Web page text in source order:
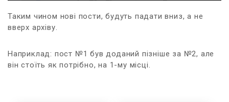
Таким чином нові пости, будуть падати вниз, а не
вверх архіву.
Наприклад: пост №1 був доданий пізніше за №2, але
він стоїть як потрібно, на 1-му місці.